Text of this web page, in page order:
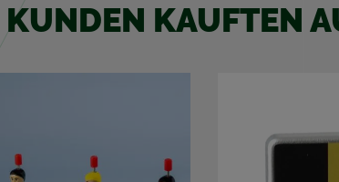
KUN­DEN KAUF­TEN